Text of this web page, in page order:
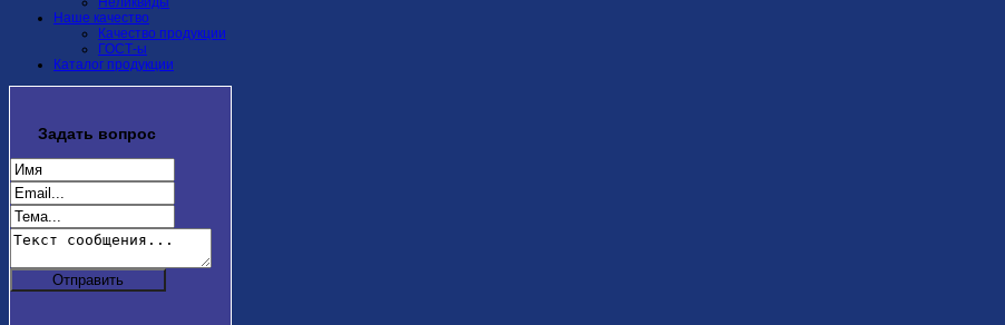
Наше качество
Качество продукции
ГОСТ-ы
Каталог продукции
Задать вопрос